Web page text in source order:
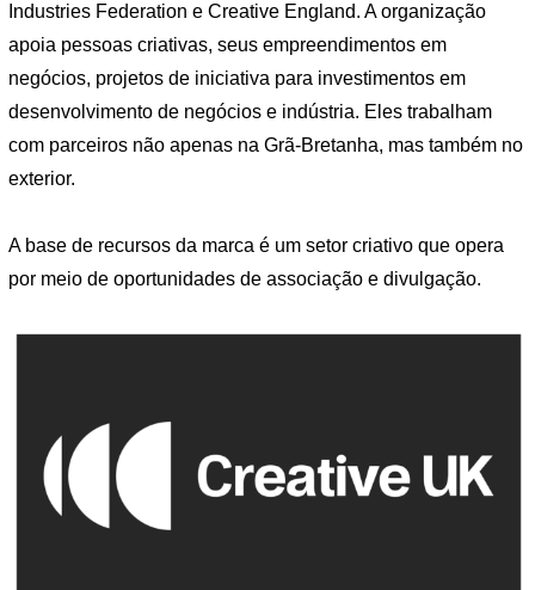
Industries Federation e Creative England. A organização
apoia pessoas criativas, seus empreendimentos em
negócios, projetos de iniciativa para investimentos em
desenvolvimento de negócios e indústria. Eles trabalham
com parceiros não apenas na Grã-Bretanha, mas também no
exterior.
A base de recursos da marca é um setor criativo que opera
por meio de oportunidades de associação e divulgação.